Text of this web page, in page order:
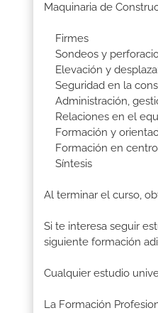
Maquinaria de
Firmes
Sondeos y
Elevación y
Seguridad en la
Administración,
Relaciones en el
Formación y
Formación en
Síntesis
Al terminar el curso,
Si te interesa seguir
siguiente formación
Cualquier estudio
La Formación